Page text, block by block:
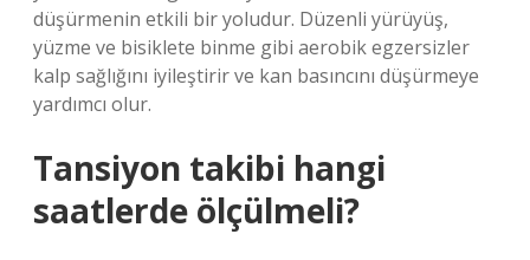
düşürmenin etkili bir yoludur. Düzenli yürüyüş,
yüzme ve bisiklete binme gibi aerobik egzersizler
kalp sağlığını iyileştirir ve kan basıncını düşürmeye
yardımcı olur.
Tansiyon takibi hangi
saatlerde ölçülmeli?